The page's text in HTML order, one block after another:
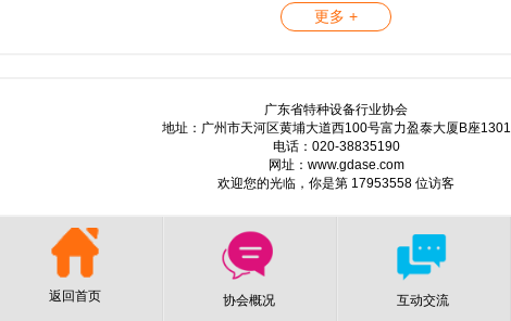
更多 +
广东省特种设备行业协会
地址：广州市天河区黄埔大道西100号富力盈泰大厦B座1301
电话：020-38835190
网址：www.gdase.com
欢迎您的光临，你是第 17953558 位访客
返回首页 协会概况 互动交流